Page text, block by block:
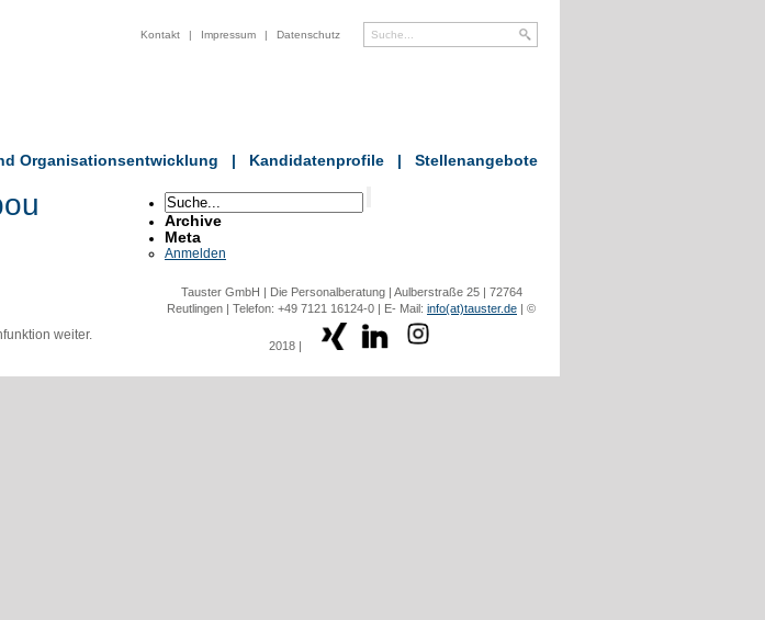
Kontakt | Impressum | Datenschutz
Organisationsentwicklung | Kandidatenprofile | Stellenangebote
weiter.
Archive
Meta
Anmelden
Tauster GmbH | Die Personalberatung | Aulberstraße 25 | 72764
Reutlingen | Telefon: +49 7121 16124-0 | E- Mail: info(at)tauster.de | ©
2018 |